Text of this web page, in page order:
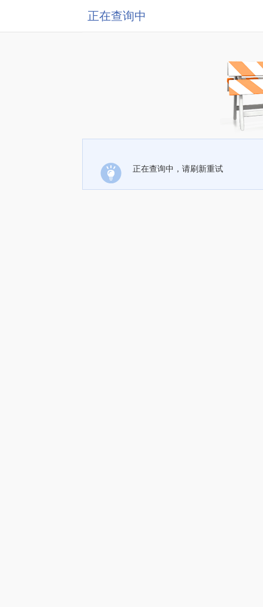
正在查询中
正在查询中，请刷新重试